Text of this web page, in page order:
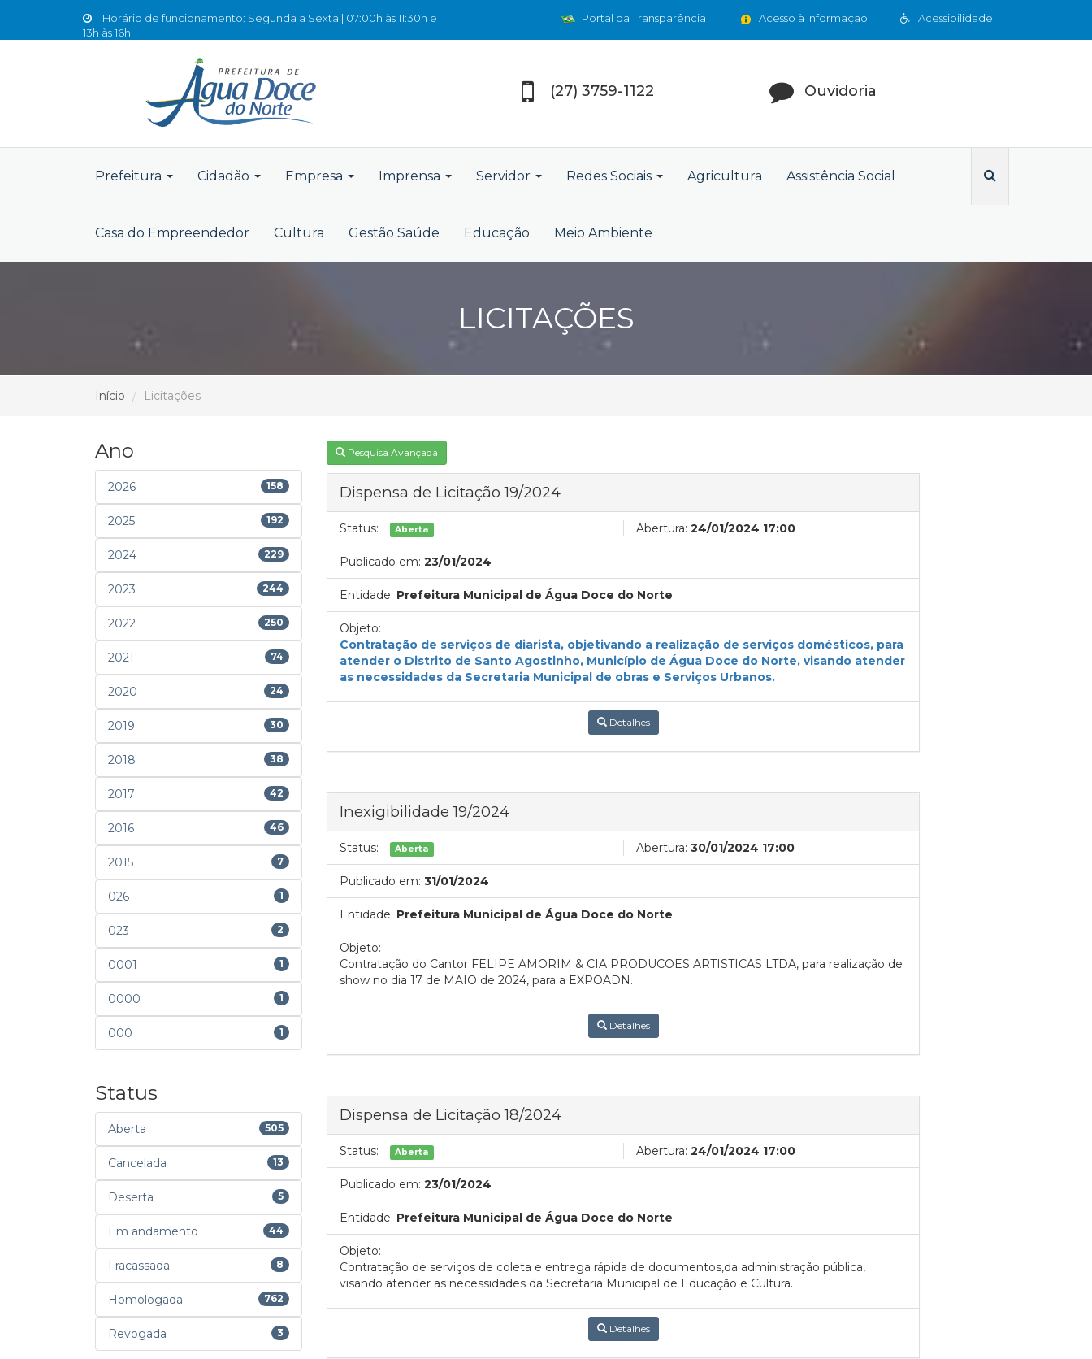
Horário de funcionamento: Segunda a Sexta | 07:00h às 11:30h e
13h às 16h
Acessibilidade
Acesso à Informação
Portal da Transparência
(27) 3759-1122 Ouvidoria
Prefeitura Cidadão Empresa Imprensa Servidor Redes Sociais Agricultura Assistência Social
Casa do Empreendedor Cultura Gestão Saúde Educação Meio Ambiente
LICITAÇÕES
Início Licitações
Ano
2026 158
2025 192
2024 229
2023 244
2022 250
2021 74
2020 24
2019 30
2018 38
2017 42
2016 46
2015 7
026 1
023 2
0001 1
0000 1
000 1
Status
Aberta 505
Cancelada 13
Deserta 5
Em andamento 44
Fracassada 8
Homologada 762
Revogada 3
Pesquisa Avançada
Dispensa de Licitação 19/2024
Status: Aberta Abertura: 24/01/2024 17:00
Publicado em: 23/01/2024
Entidade: Prefeitura Municipal de Água Doce do Norte
Objeto:
Contratação de serviços de diarista, objetivando a realização de serviços domésticos, para
atender o Distrito de Santo Agostinho, Município de Água Doce do Norte, visando atender
as necessidades da Secretaria Municipal de obras e Serviços Urbanos.
Detalhes
Inexigibilidade 19/2024
Status: Aberta Abertura: 30/01/2024 17:00
Publicado em: 31/01/2024
Entidade: Prefeitura Municipal de Água Doce do Norte
Objeto:
Contratação do Cantor FELIPE AMORIM & CIA PRODUCOES ARTISTICAS LTDA, para realização de
show no dia 17 de MAIO de 2024, para a EXPOADN.
Detalhes
Dispensa de Licitação 18/2024
Status: Aberta Abertura: 24/01/2024 17:00
Publicado em: 23/01/2024
Entidade: Prefeitura Municipal de Água Doce do Norte
Objeto:
Contratação de serviços de coleta e entrega rápida de documentos,da administração pública,
visando atender as necessidades da Secretaria Municipal de Educação e Cultura.
Detalhes